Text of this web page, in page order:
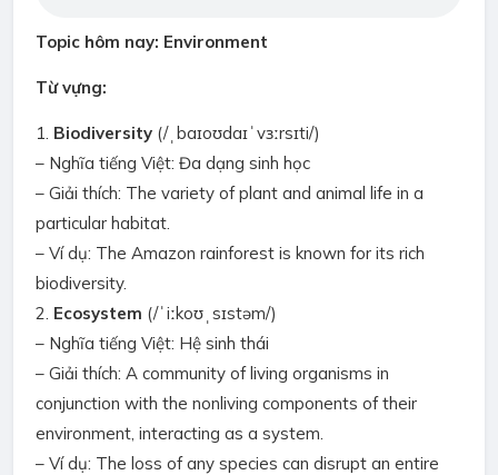
Topic hôm nay: Environment
Từ vựng:
1. Biodiversity (/ˌbaɪoʊdaɪˈvɜːrsɪti/)
– Nghĩa tiếng Việt: Đa dạng sinh học
– Giải thích: The variety of plant and animal life in a
particular habitat.
– Ví dụ: The Amazon rainforest is known for its rich
biodiversity.
2. Ecosystem (/ˈiːkoʊˌsɪstəm/)
– Nghĩa tiếng Việt: Hệ sinh thái
– Giải thích: A community of living organisms in
conjunction with the nonliving components of their
environment, interacting as a system.
– Ví dụ: The loss of any species can disrupt an entire